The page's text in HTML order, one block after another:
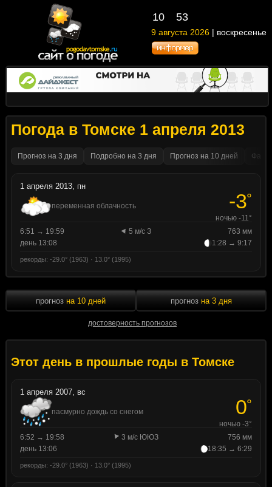
10 53
9 августа 2026 | воскресенье
Погода в Томске 1 апреля 2013
Прогноз на 3 дня Подробно на 3 дня Прогноз на 10 дней
1 апреля 2013, пн
переменная облачность -3°
ночью -11°
6:51 → 19:59
5 м/с З
763 мм
день 13:08
1:28 → 9:17
рекорды: -29.0° (1963) · 13.0° (1995)
прогноз на 10 дней
достоверность прогнозов
прогноз на 3 дня
Этот день в прошлые годы в Томске
1 апреля 2007, вс
пасмурно дождь со снегом 0°
ночью -3°
6:52 → 19:58
3 м/с ЮЮЗ
756 мм
день 13:06
18:35 → 6:29
рекорды: -29.0° (1963) · 13.0° (1995)